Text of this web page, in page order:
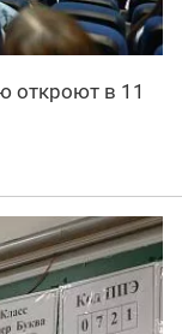
откроют в 11